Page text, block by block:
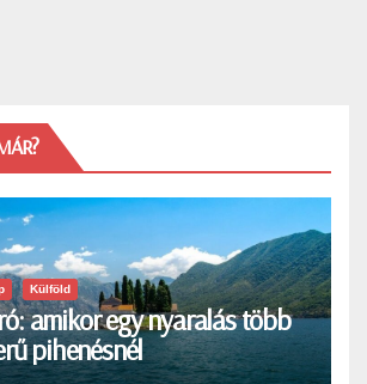
Külföld
amikor egy nyaralás több
pihenésnél